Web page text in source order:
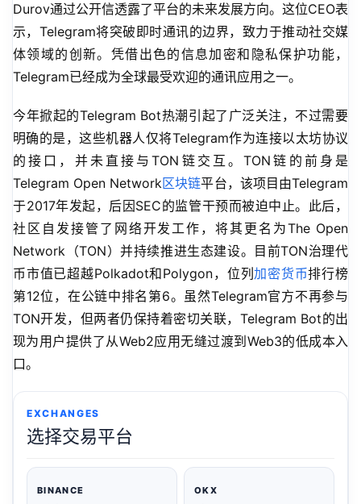
Durov通过公开信透露了平台的未来发展方向。这位CEO表
示，Telegram将突破即时通讯的边界，致力于推动社交媒
体领域的创新。凭借出色的信息加密和隐私保护功能，
Telegram已经成为全球最受欢迎的通讯应用之一。
今年掀起的Telegram Bot热潮引起了广泛关注，不过需要
明确的是，这些机器人仅将Telegram作为连接以太坊协议
的接口，并未直接与TON链交互。TON链的前身是
Telegram Open Network区块链平台，该项目由Telegram
于2017年发起，后因SEC的监管干预而被迫中止。此后，
社区自发接管了网络开发工作，将其更名为The Open
Network（TON）并持续推进生态建设。目前TON治理代
币市值已超越Polkadot和Polygon，位列加密货币排行榜
第12位，在公链中排名第6。虽然Telegram官方不再参与
TON开发，但两者仍保持着密切关联，Telegram Bot的出
现为用户提供了从Web2应用无缝过渡到Web3的低成本入
口。
EXCHANGES
选择交易平台
BINANCE OKX